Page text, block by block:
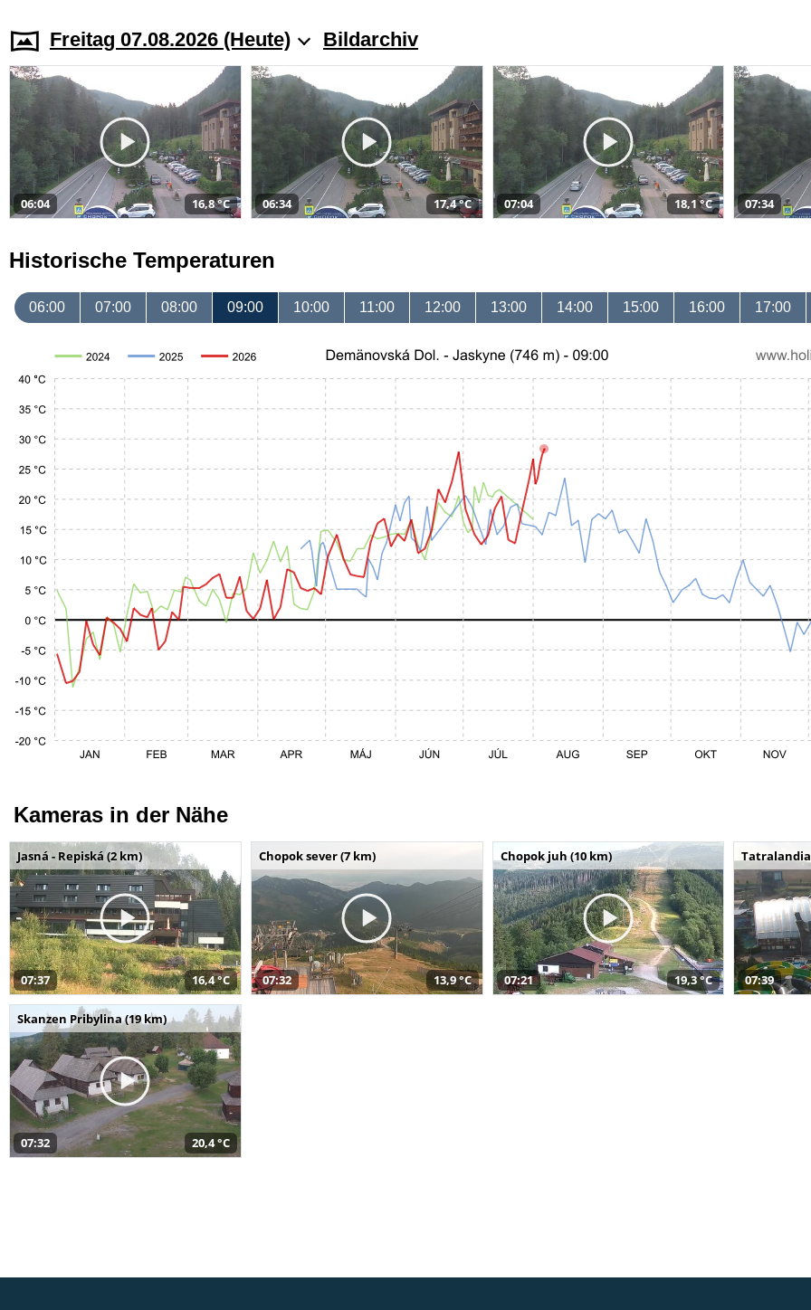
Freitag 07.08.2026 (Heute) Bildarchiv
06:04 16,8 °C 06:34 17,4 °C 07:04 18,1 °C 07:34
Historische Temperaturen
06:00 07:00 08:00 09:00 10:00 11:00 12:00 13:00 14:00 15:00 16:00 17:00
Kameras in der Nähe
Jasná - Repiská (2 km)
07:37 16,4 °C
Chopok sever (7 km)
07:32 13,9 °C
Chopok juh (10 km)
07:21 19,3 °C 07:39
Skanzen Pribylina (19 km)
07:32 20,4 °C